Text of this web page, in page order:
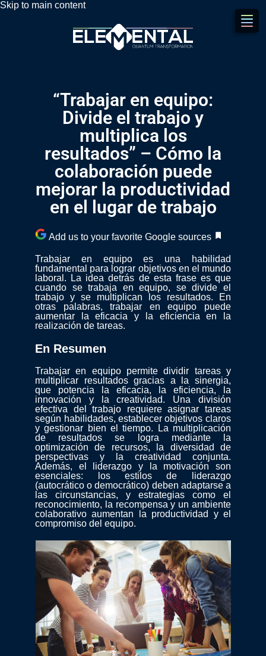
Skip to main content
“Trabajar en equipo:
Divide el trabajo y
multiplica los
resultados” – Cómo la
colaboración puede
mejorar la productividad
en el lugar de trabajo
Add us to your favorite Google sources
Trabajar en equipo es una habilidad
fundamental para lograr objetivos en el mundo
laboral. La idea detrás de esta frase es que
cuando se trabaja en equipo, se divide el
trabajo y se multiplican los resultados. En
otras palabras, trabajar en equipo puede
aumentar la eficacia y la eficiencia en la
realización de tareas.
En Resumen
Trabajar en equipo permite dividir tareas y
multiplicar resultados gracias a la sinergia,
que potencia la eficacia, la eficiencia, la
innovación y la creatividad. Una división
efectiva del trabajo requiere asignar tareas
según habilidades, establecer objetivos claros
y gestionar bien el tiempo. La multiplicación
de resultados se logra mediante la
optimización de recursos, la diversidad de
perspectivas y la creatividad conjunta.
Además, el liderazgo y la motivación son
esenciales: los estilos de liderazgo
(autocrático o democrático) deben adaptarse a
las circunstancias, y estrategias como el
reconocimiento, la recompensa y un ambiente
colaborativo aumentan la productividad y el
compromiso del equipo.